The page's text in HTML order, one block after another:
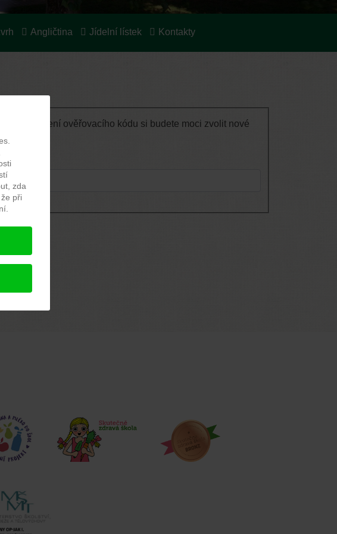
Angličtina Jídelní lístek Kontakty
Po obdržení ověřovacího kódu si budete moci zvolit nové
zda
při